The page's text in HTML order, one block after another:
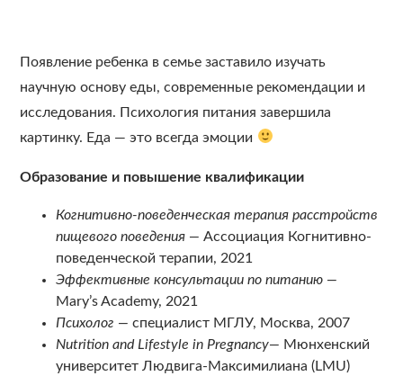
Появление ребенка в семье заставило изучать
научную основу еды, современные рекомендации и
исследования. Психология питания завершила
картинку. Еда — это всегда эмоции
Образование и повышение квалификации
Когнитивно-поведенческая терапия расстройств
пищевого поведения — Ассоциация Когнитивно-
поведенческой терапии, 2021
Эффективные консультации по питанию —
Mary’s Academy, 2021
Психолог — специалист МГЛУ, Москва, 2007
Nutrition and Lifestyle in Pregnancy— Мюнхенский
университет Людвига-Максимилиана (LMU)